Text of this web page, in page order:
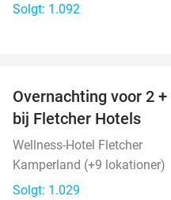
Solgt: 1.092
Overnachting voor 2
bij Fletcher Hotels
Wellness-Hotel Fletcher
Kamperland (+9 lokationer)
Solgt: 1.029